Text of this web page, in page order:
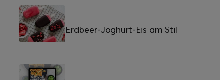
Erdbeer-Joghurt-Eis am Stil